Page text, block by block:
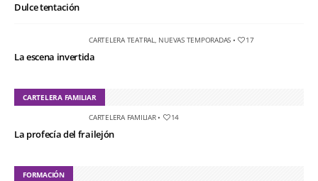
Dulce tentación
CARTELERA TEATRAL, NUEVAS TEMPORADAS • 17
La escena invertida
CARTELERA FAMILIAR
CARTELERA FAMILIAR• 14
La profecía del frailejón
FORMACIÓN